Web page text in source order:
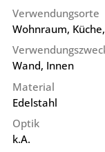
Verwendungsorte
Wohnraum,
Wand, Innen
Material
Edelstahl
Optik
k.A.